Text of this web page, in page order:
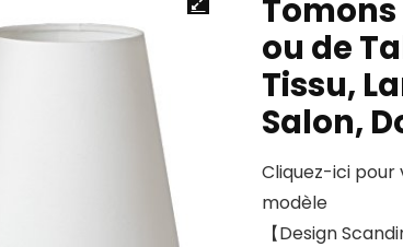
ou de
Tissu,
Salon,
Cliquez-ici
modèle
【Design